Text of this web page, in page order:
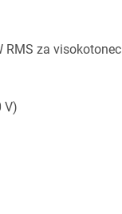
RMS za visokotonec
V)